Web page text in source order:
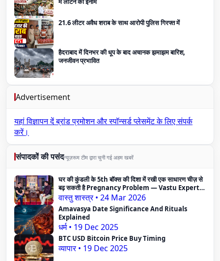
21.6 लीटर अवैध शराब के साथ आरोपी पुलिस गिरफ्त में
हैदराबाद में दिनभर की धूप के बाद अचानक झमाझम बारिश,
जनजीवन प्रभावित
Advertisement
यहां विज्ञापन देंब्रांड प्रमोशन और स्पॉन्सर्ड प्लेसमेंट के लिए संपर्क
करें।
संपादकों की पसंदन्यूज़रूम टीम द्वारा चुनी गई अहम खबरें
घर की कुंडली के 5th बॉक्स की दिशा में रखी एक साधारण चीज़ से
बढ़ सकती है Pregnancy Problem — Vastu Expert
का दावा
वास्तु शास्त्र • 24 Mar 2026
Amavasya Date Significance And Rituals
Explained
धर्म • 19 Dec 2025
BTC USD Bitcoin Price Buy Timing
व्यापार • 19 Dec 2025